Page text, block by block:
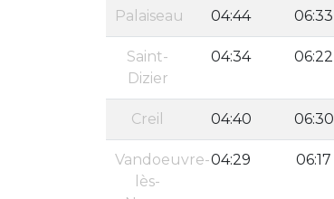
Palaiseau 04:44 06:33
Saint-
Dizier
04:34 06:22
Creil 04:40 06:30
Vandoeuvre-
lès-
04:29 06:17